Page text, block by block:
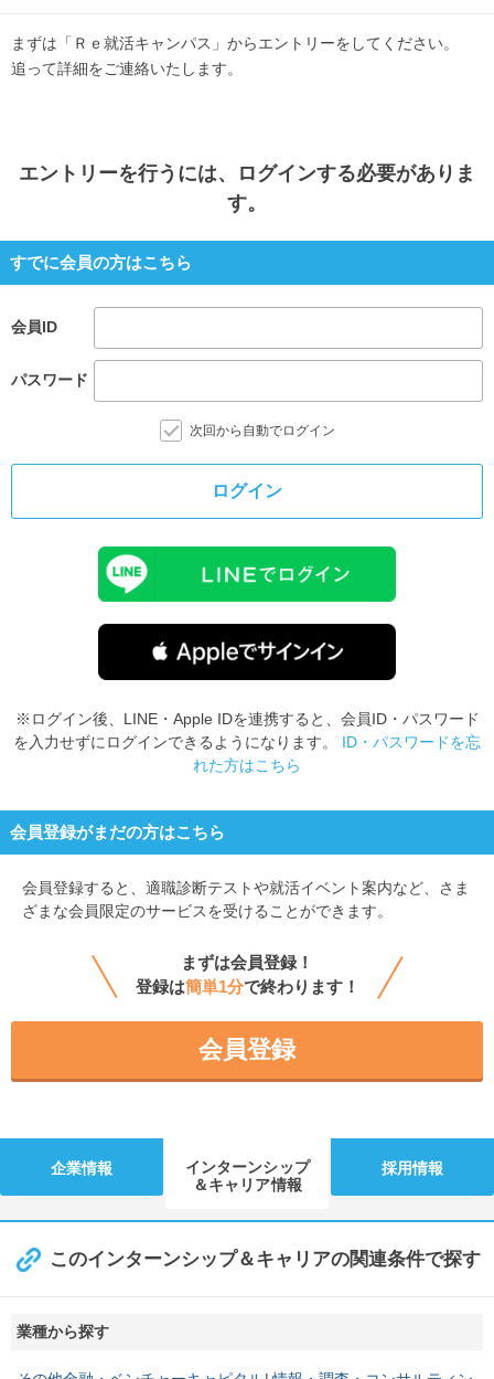
まずは「Ｒｅ就活キャンパス」からエントリーをしてください。
追って詳細をご連絡いたします。
エントリーを行うには、ログインする必要がありま
す。
すでに会員の方はこちら
会員ID
パスワード
次回から自動でログイン
ログイン
※ログイン後、LINE・Apple IDを連携すると、会員ID・パスワード
を入力せずにログインできるようになります。 ID・パスワードを忘
れた方はこちら
会員登録がまだの方はこちら
会員登録すると、 適職診断テストや就活イベント案内など、さま
ざまな会員限定のサービスを受けることができます。
まずは会員登録！
登録は簡単1分で終わります！
会員登録
企業情報
インターンシップ
＆キャリア情報
採用情報
このインターンシップ＆キャリアの関連条件で探す
業種から探す